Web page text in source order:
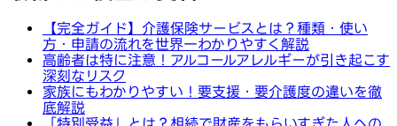
【完全ガイド】介護保険サービスとは？種類・使い
方・申請の流れを世界一わかりやすく解説
高齢者は特に注意！アルコールアレルギーが引き起こす
深刻なリスク
家族にもわかりやすい！要支援・要介護度の違いを徹
底解説